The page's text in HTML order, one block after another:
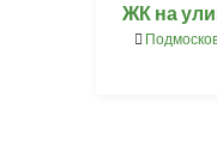
ЖК на